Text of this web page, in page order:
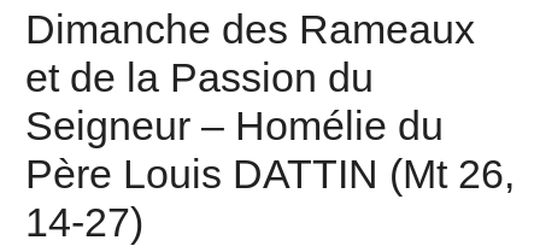
Dimanche des Rameaux
et de la Passion du
Seigneur – Homélie du
Père Louis DATTIN (Mt 26,
14-27)